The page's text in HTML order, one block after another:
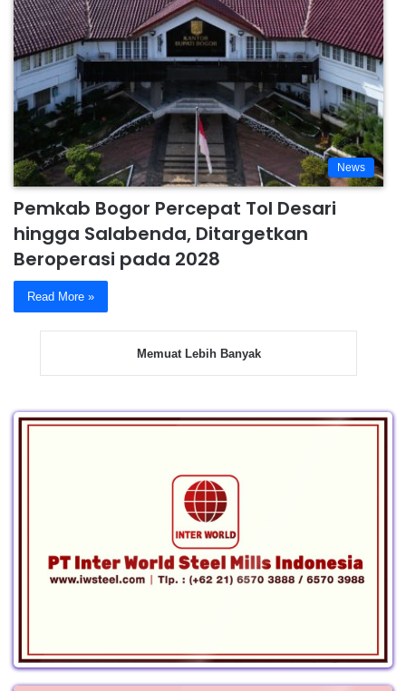
News
Pemkab Bogor Percepat Tol Desari
hingga Salabenda, Ditargetkan
Beroperasi pada 2028
Read More »
Memuat Lebih Banyak